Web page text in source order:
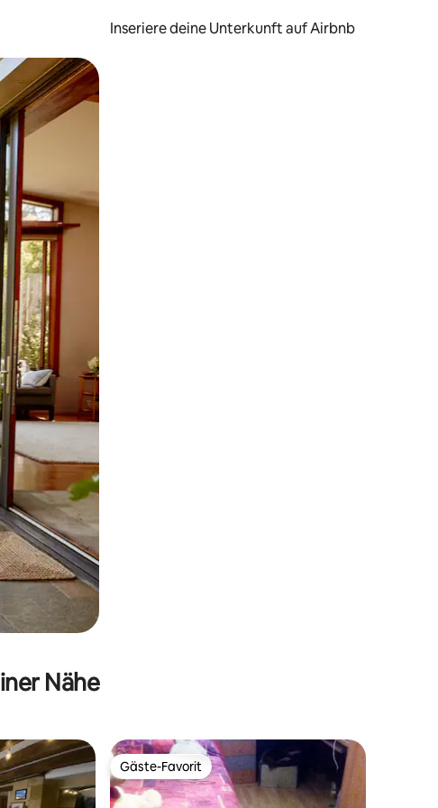
Inseriere deine Unterkunft auf Airbnb
Berühren oder Wischgesten.
Nähe
Gäste-Favorit
Gäste-Favorit